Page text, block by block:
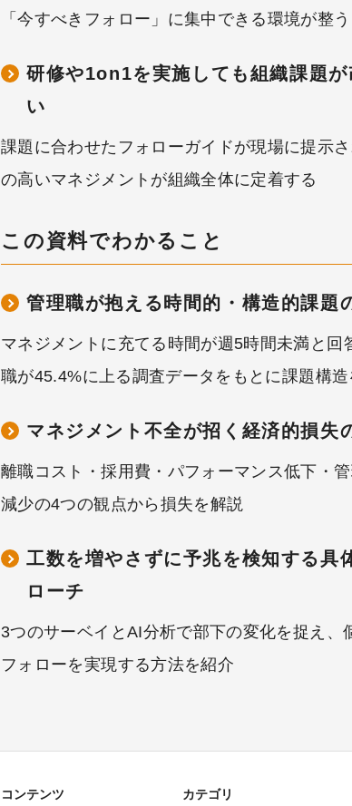
「今すべきフォロー」に集中できる環境が整う
研修や1on1を実施しても組織課題が
い
課題に合わせたフォローガイドが現場に提示
の高いマネジメントが組織全体に定着する
この資料でわかること
管理職が抱える時間的・構造的課題
マネジメントに充てる時間が週5時間未満と回
職が45.4%に上る調査データをもとに課題構
マネジメント不全が招く経済的損失
離職コスト・採用費・パフォーマンス低下・
減少の4つの観点から損失を解説
工数を増やさずに予兆を検知する具
ローチ
3つのサーベイとAI分析で部下の変化を捉え、
フォローを実現する方法を紹介
コンテンツ カテゴリ